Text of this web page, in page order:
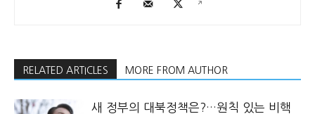
RELATED ARTICLES MORE FROM AUTHOR
새 정부의 대북정책은?…원칙 있는 비핵